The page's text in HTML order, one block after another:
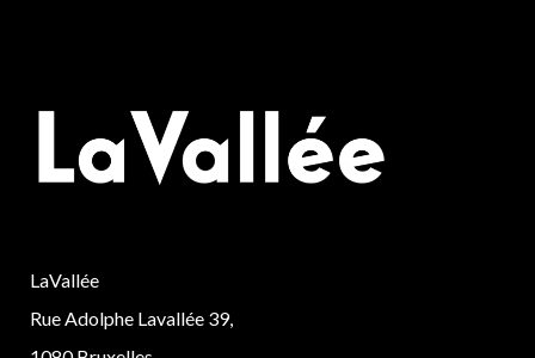
LaVallée
Rue Adolphe Lavallée 39,